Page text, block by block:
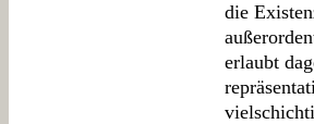
die
erlaubt